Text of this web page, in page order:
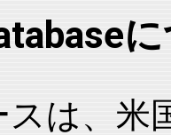
55 EP MM
55 EP MM
55 EP MM
は、米